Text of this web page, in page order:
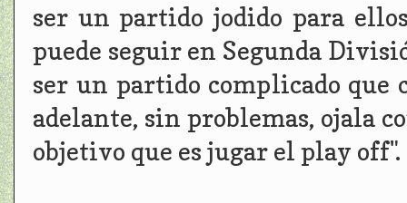
ser un partido jodido para
puede seguir en Segunda
ser un partido complicado que
adelante, sin problemas, ojala
objetivo que es jugar el play off".